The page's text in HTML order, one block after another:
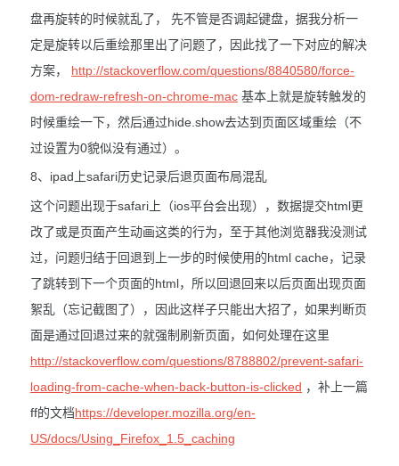
盘再旋转的时候就乱了， 先不管是否调起键盘，据我分析一
定是旋转以后重绘那里出了问题了，因此找了一下对应的解决
方案， http://stackoverflow.com/questions/8840580/force-
dom-redraw-refresh-on-chrome-mac 基本上就是旋转触发的
时候重绘一下，然后通过hide.show去达到页面区域重绘（不
过设置为0貌似没有通过）。
8、ipad上safari历史记录后退页面布局混乱
这个问题出现于safari上（ios平台会出现），数据提交html更
改了或是页面产生动画这类的行为，至于其他浏览器我没测试
过，问题归结于回退到上一步的时候使用的html cache，记录
了跳转到下一个页面的html，所以回退回来以后页面出现页面
絮乱（忘记截图了），因此这样子只能出大招了，如果判断页
面是通过回退过来的就强制刷新页面，如何处理在这里
http://stackoverflow.com/questions/8788802/prevent-safari-
loading-from-cache-when-back-button-is-clicked ，补上一篇
ff的文档https://developer.mozilla.org/en-
US/docs/Using_Firefox_1.5_caching